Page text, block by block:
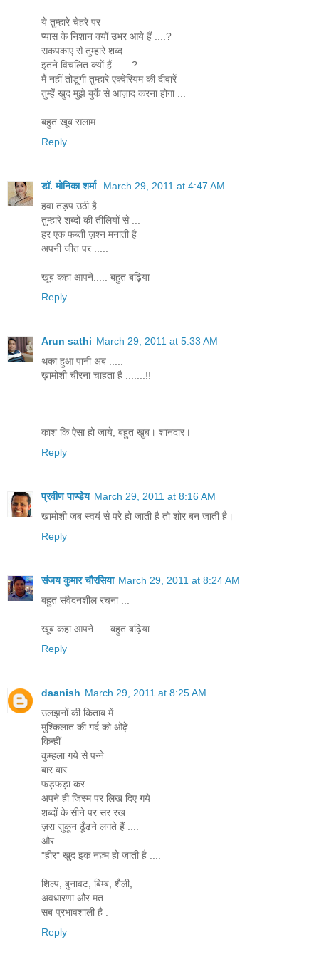
ये तुम्हारे चेहरे पर
प्यास के निशान क्यों उभर आये हैं ....?
सकपकाए से तुम्हारे शब्द
इतने विचलित क्यों हैं ......?
मैं नहीं तोडूंगी तुम्हारे एक्वेरियम की दीवारें
तुम्हें खुद मुझे बुर्के से आज़ाद करना होगा ...
बहुत खूब सलाम.
Reply
डॉ. मोनिका शर्मा
March 29, 2011 at 4:47 AM
हवा तड़प उठी है
तुम्हारे शब्दों की तीलियों से ...
हर एक फब्ती ज़श्न मनाती है
अपनी जीत पर .....
खूब कहा आपने..... बहुत बढ़िया
Reply
Arun sathi March 29, 2011 at 5:33 AM
थका हुआ पानी अब .....
ख़ामोशी चीरना चाहता है .......!!
काश कि ऐसा हो जाये, बहुत खुब। शानदार।
Reply
प्रवीण पाण्डेय March 29, 2011 at 8:16 AM
खामोशी जब स्वयं से परे हो जाती है तो शोर बन जाती है।
Reply
संजय कुमार चौरसिया March 29, 2011 at 8:24 AM
बहुत संवेदनशील रचना ...
खूब कहा आपने..... बहुत बढ़िया
Reply
daanish March 29, 2011 at 8:25 AM
उलझनों की किताब में
मुश्किलात की गर्द को ओढ़े
किन्हीं
कुम्हला गये से पन्ने
बार बार
फड़फड़ा कर
अपने ही जिस्म पर लिख दिए गये
शब्दों के सीने पर सर रख
ज़रा सुकून ढूँढने लगते हैं ....
और
"हीर" खुद इक नज़्म हो जाती है ....
शिल्प, बुनावट, बिम्ब, शैली,
अवधारणा और मत ....
सब प्रभावशाली है .
Reply